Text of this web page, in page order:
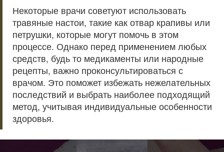
Некоторые врачи советуют использовать
травяные настои, такие как отвар крапивы или
петрушки, которые могут помочь в этом
процессе. Однако перед применением любых
средств, будь то медикаменты или народные
рецепты, важно проконсультироваться с
врачом. Это поможет избежать нежелательных
последствий и выбрать наиболее подходящий
метод, учитывая индивидуальные особенности
здоровья.